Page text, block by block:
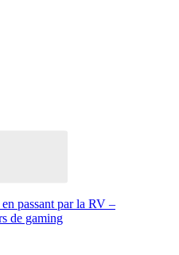
passant par la RV –
de gaming